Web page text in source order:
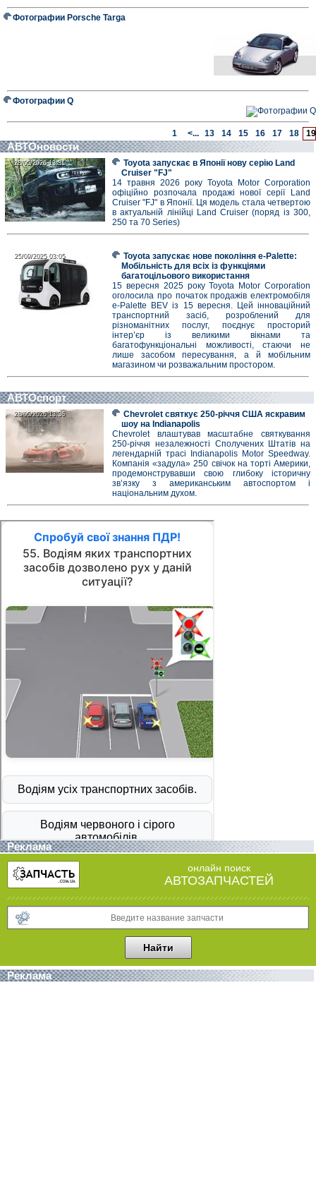
Фотографии Porsche Targa
Фотографии Q
1 <... 13 14 15 16 17 18 19
АВТОновости
28/05/2026 13:31
28/05/2026 13:31
Toyota запускає в Японії нову серію Land
Cruiser "FJ"
14 травня 2026 року Toyota Motor Corporation
офіційно розпочала продажі нової серії Land
Cruiser "FJ" в Японії. Ця модель стала четвертою
в актуальній лінійці Land Cruiser (поряд із 300,
250 та 70 Series)
25/09/2025 03:05
25/09/2025 03:05
Toyota запускає нове покоління e-Palette:
Мобільність для всіх із функціями
багатоцільового використання
15 вересня 2025 року Toyota Motor Corporation
оголосила про початок продажів електромобіля
e-Palette BEV із 15 вересня. Цей інноваційний
транспортний засіб, розроблений для
різноманітних послуг, поєднує просторий
інтер’єр із великими вікнами та
багатофункціональні можливості, стаючи не
лише засобом пересування, а й мобільним
магазином чи розважальним простором.
АВТОспорт
28/05/2026 13:36
28/05/2026 13:36
Chevrolet святкує 250-річчя США яскравим
шоу на Indianapolis
Chevrolet влаштував масштабне святкування
250-річчя незалежності Сполучених Штатів на
легендарній трасі Indianapolis Motor Speedway.
Компанія «задула» 250 свічок на торті Америки,
продемонструвавши свою глибоку історичну
зв’язку з американським автоспортом і
національним духом.
Реклама
онлайн поиск
АВТОЗАПЧАСТЕЙ
Реклама